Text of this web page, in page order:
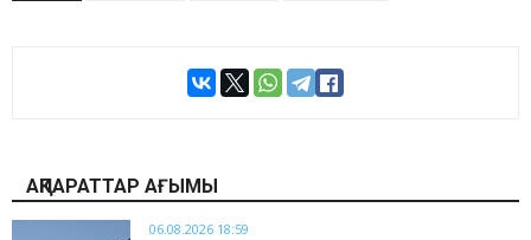
АҚПАРАТТАР АҒЫМЫ
06.08.2026 18:59